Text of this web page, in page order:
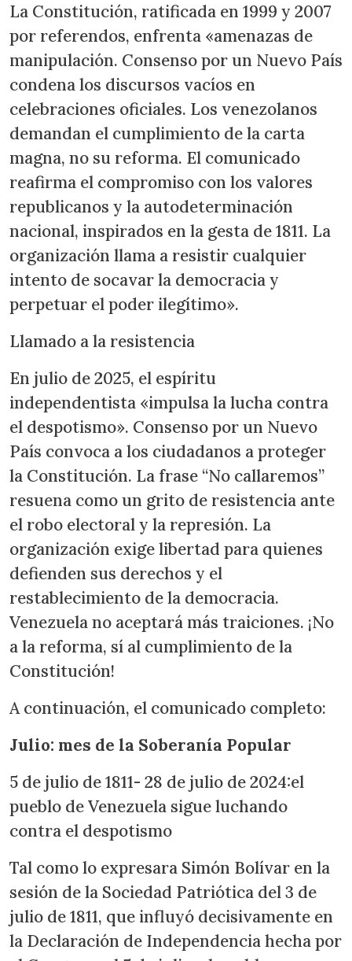
La Constitución, ratificada en 1999 y 2007
por referendos, enfrenta «amenazas de
manipulación. Consenso por un Nuevo País
condena los discursos vacíos en
celebraciones oficiales. Los venezolanos
demandan el cumplimiento de la carta
magna, no su reforma. El comunicado
reafirma el compromiso con los valores
republicanos y la autodeterminación
nacional, inspirados en la gesta de 1811. La
organización llama a resistir cualquier
intento de socavar la democracia y
perpetuar el poder ilegítimo».
Llamado a la resistencia
En julio de 2025, el espíritu
independentista «impulsa la lucha contra
el despotismo». Consenso por un Nuevo
País convoca a los ciudadanos a proteger
la Constitución. La frase “No callaremos”
resuena como un grito de resistencia ante
el robo electoral y la represión. La
organización exige libertad para quienes
defienden sus derechos y el
restablecimiento de la democracia.
Venezuela no aceptará más traiciones. ¡No
a la reforma, sí al cumplimiento de la
Constitución!
A continuación, el comunicado completo:
Julio: mes de la Soberanía Popular
5 de julio de 1811- 28 de julio de 2024:el
pueblo de Venezuela sigue luchando
contra el despotismo
Tal como lo expresara Simón Bolívar en la
sesión de la Sociedad Patriótica del 3 de
julio de 1811, que influyó decisivamente en
la Declaración de Independencia hecha por